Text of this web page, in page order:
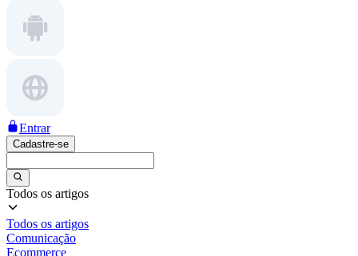
Entrar
Cadastre-se
Todos os artigos
Todos os artigos
Comunicação
Ecommerce